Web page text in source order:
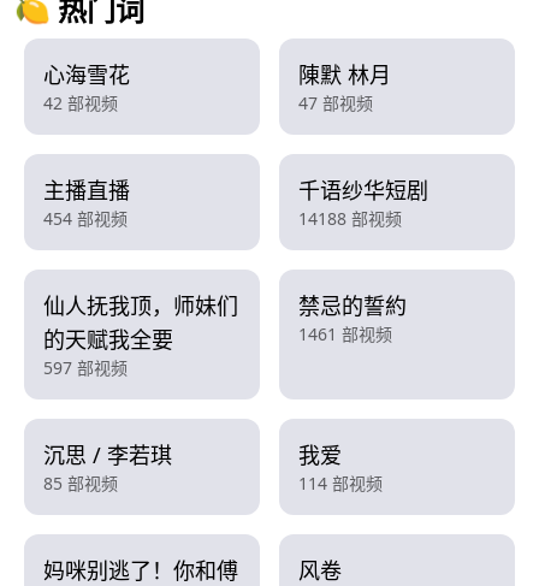
🍋 热门词
心海雪花
42 部视频
陳默 林月
47 部视频
主播直播
454 部视频
千语纱华短剧
14188 部视频
仙人抚我顶，师妹们
的天赋我全要
597 部视频
禁忌的誓約
1461 部视频
沉思 / 李若琪
85 部视频
我爱
114 部视频
妈咪别逃了！你和傅
风卷